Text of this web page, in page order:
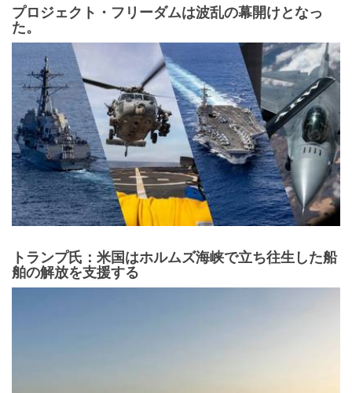
プロジェクト・フリーダムは波乱の幕開けとなっ
た。
トランプ氏：米国はホルムズ海峡で立ち往生した船
舶の解放を支援する